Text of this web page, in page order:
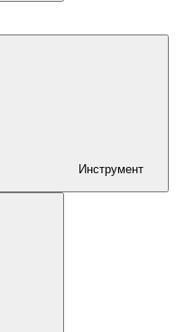
Инструмент